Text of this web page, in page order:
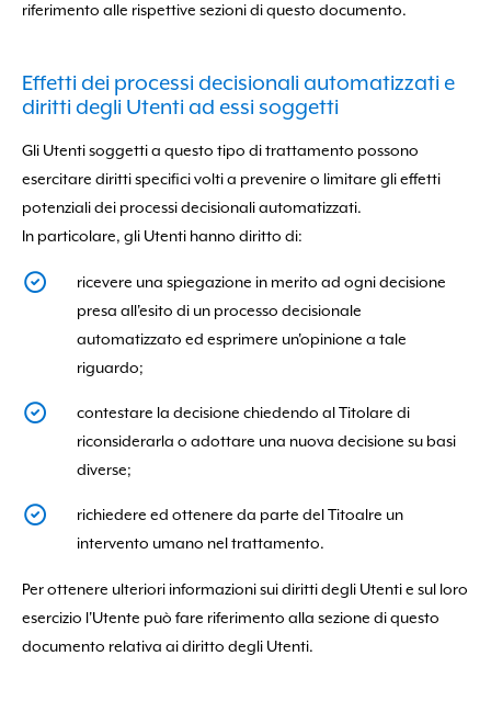
riferimento alle rispettive sezioni di questo documento.
Effetti dei processi decisionali automatizzati e
diritti degli Utenti ad essi soggetti
Gli Utenti soggetti a questo tipo di trattamento possono
esercitare diritti specifici volti a prevenire o limitare gli effetti
potenziali dei processi decisionali automatizzati.
In particolare, gli Utenti hanno diritto di:
ricevere una spiegazione in merito ad ogni decisione
presa all'esito di un processo decisionale
automatizzato ed esprimere un'opinione a tale
riguardo;
contestare la decisione chiedendo al Titolare di
riconsiderarla o adottare una nuova decisione su basi
diverse;
richiedere ed ottenere da parte del Titoalre un
intervento umano nel trattamento.
Per ottenere ulteriori informazioni sui diritti degli Utenti e sul loro
esercizio l'Utente può fare riferimento alla sezione di questo
documento relativa ai diritto degli Utenti.